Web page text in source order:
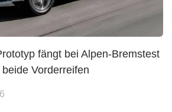
fängt bei Alpen-Bremstest
Vorderreifen